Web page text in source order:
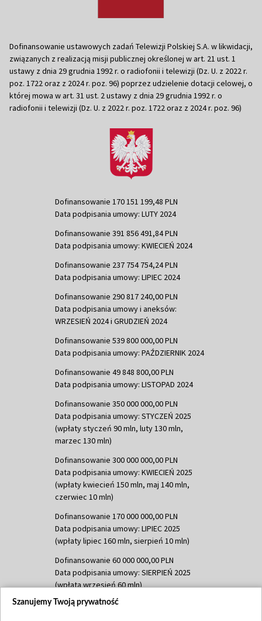
Dofinansowanie ustawowych zadań Telewizji Polskiej S.A. w likwidacji,
związanych z realizacją misji publicznej określonej w art. 21 ust. 1
ustawy z dnia 29 grudnia 1992 r. o radiofonii i telewizji (Dz. U. z 2022 r.
poz. 1722 oraz z 2024 r. poz. 96) poprzez udzielenie dotacji celowej, o
której mowa w art. 31 ust. 2 ustawy z dnia 29 grudnia 1992 r. o
radiofonii i telewizji (Dz. U. z 2022 r. poz. 1722 oraz z 2024 r. poz. 96)
Dofinansowanie 170 151 199,48 PLN
Data podpisania umowy: LUTY 2024
Dofinansowanie 391 856 491,84 PLN
Data podpisania umowy: KWIECIEŃ 2024
Dofinansowanie 237 754 754,24 PLN
Data podpisania umowy: LIPIEC 2024
Dofinansowanie 290 817 240,00 PLN
Data podpisania umowy i aneksów:
WRZESIEŃ 2024 i GRUDZIEŃ 2024
Dofinansowanie 539 800 000,00 PLN
Data podpisania umowy: PAŹDZIERNIK 2024
Dofinansowanie 49 848 800,00 PLN
Data podpisania umowy: LISTOPAD 2024
Dofinansowanie 350 000 000,00 PLN
Data podpisania umowy: STYCZEŃ 2025
(wpłaty styczeń 90 mln, luty 130 mln,
marzec 130 mln)
Dofinansowanie 300 000 000,00 PLN
Data podpisania umowy: KWIECIEŃ 2025
(wpłaty kwiecień 150 mln, maj 140 mln,
czerwiec 10 mln)
Dofinansowanie 170 000 000,00 PLN
Data podpisania umowy: LIPIEC 2025
(wpłaty lipiec 160 mln, sierpień 10 mln)
Dofinansowanie 60 000 000,00 PLN
Data podpisania umowy: SIERPIEŃ 2025
(wpłata wrzesień 60 mln)
Dofinansowanie 635 783 051,21 PLN
Szanujemy Twoją prywatność